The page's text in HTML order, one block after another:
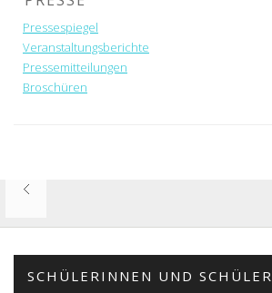
Pressespiegel
Veranstaltungsberichte
Pressemitteilungen
Broschüren
SCHÜLERINNEN UND SCHÜLER